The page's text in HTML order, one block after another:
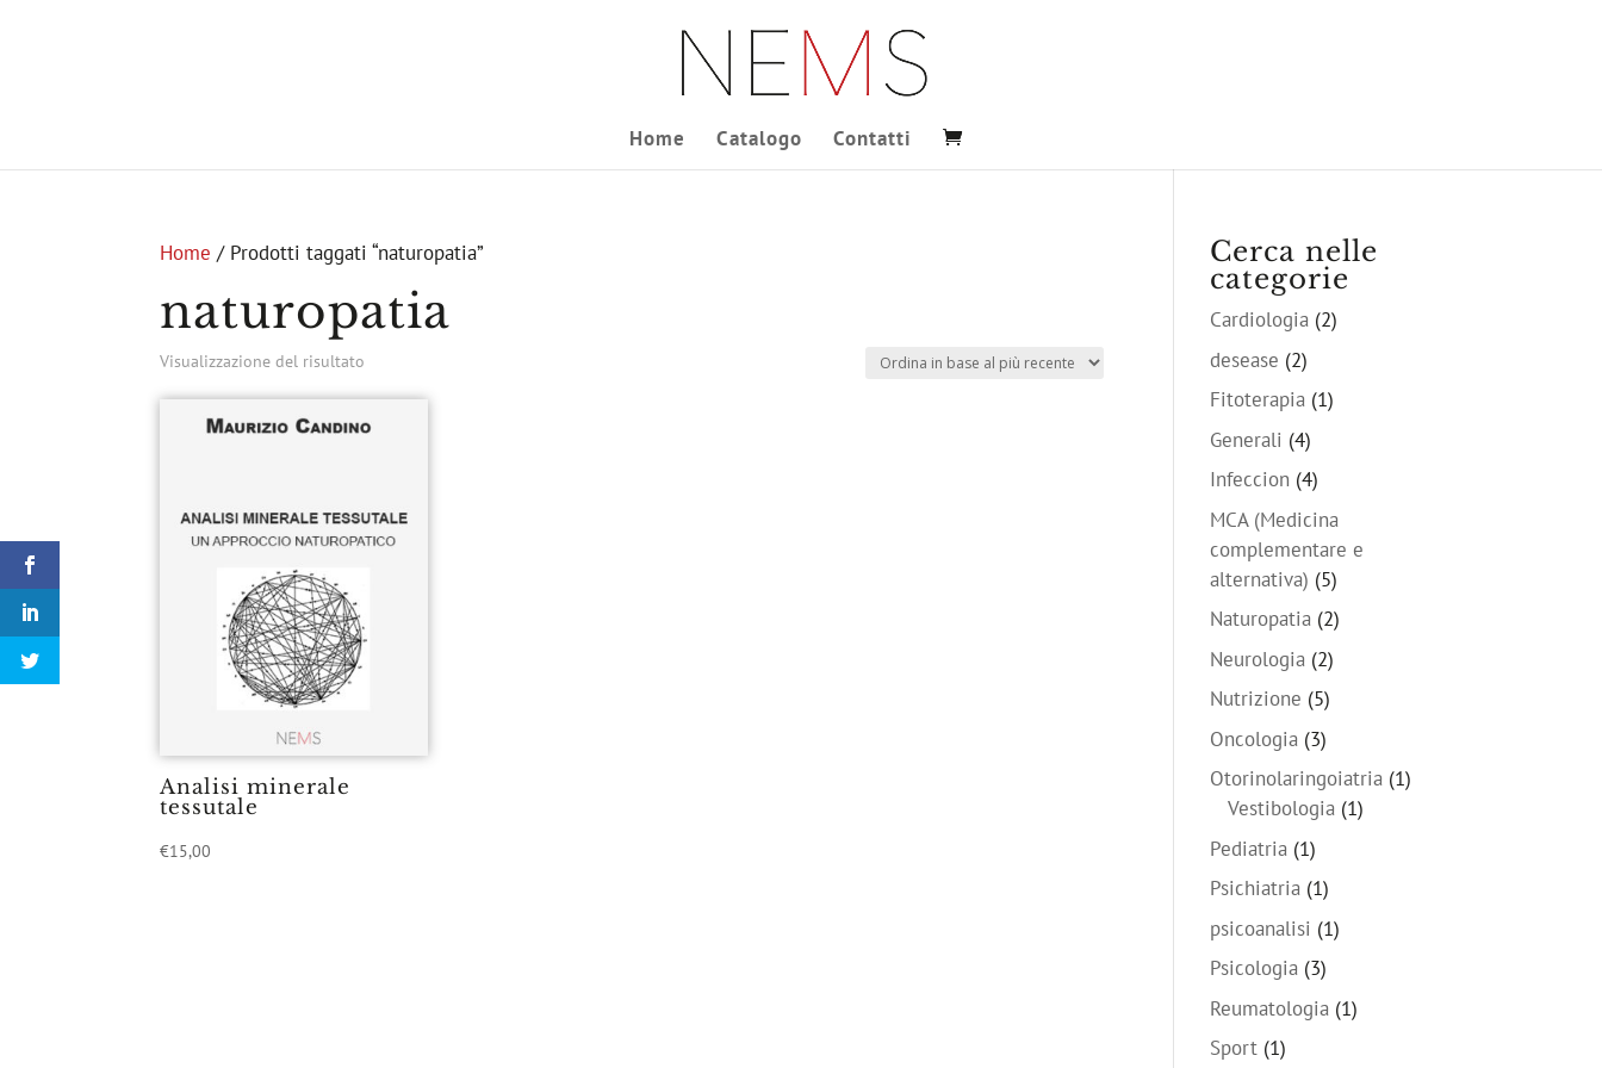
Home Catalogo Contatti
Home / Prodotti taggati “naturopatia”
naturopatia
Visualizzazione del risultato
Analisi minerale
tessutale
€15,00
Cerca nelle
categorie
Cardiologia (2)
desease (2)
Fitoterapia (1)
Generali (4)
Infeccion (4)
MCA (Medicina
complementare e
alternativa) (5)
Naturopatia (2)
Neurologia (2)
Nutrizione (5)
Oncologia (3)
Otorinolaringoiatria (1)
Vestibologia (1)
Pediatria (1)
Psichiatria (1)
psicoanalisi (1)
Psicologia (3)
Reumatologia (1)
Sport (1)